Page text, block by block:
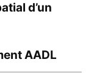
d’un
AADL